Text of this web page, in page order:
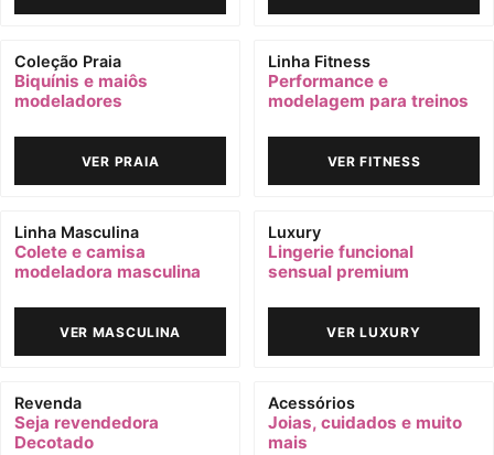
Coleção Praia
Biquínis e maiôs
modeladores
VER PRAIA
Linha Fitness
Performance e
modelagem para treinos
VER FITNESS
Linha Masculina
Colete e camisa
modeladora masculina
VER MASCULINA
Luxury
Lingerie funcional
sensual premium
VER LUXURY
Revenda
Seja revendedora
Decotado
Acessórios
Joias, cuidados e muito
mais